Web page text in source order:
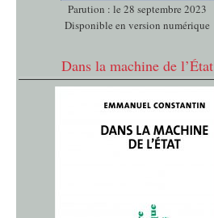
Parution : le 28 septembre 2023
Disponible en version numérique
Dans la machine de l’État